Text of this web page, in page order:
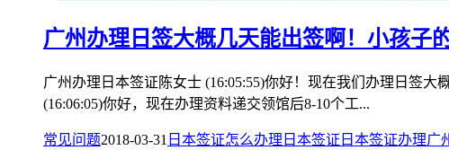
广州办理日签大概几天能出签啊！小孩子
广州办理日本签证陈女士 (16:05:55)你好！现在我们办理日签
(16:06:05)你好，现在办理资料递交领馆后8-10个工...
常见问题2018-03-31 日本签证怎么办理 日本签证 日本签证办理广